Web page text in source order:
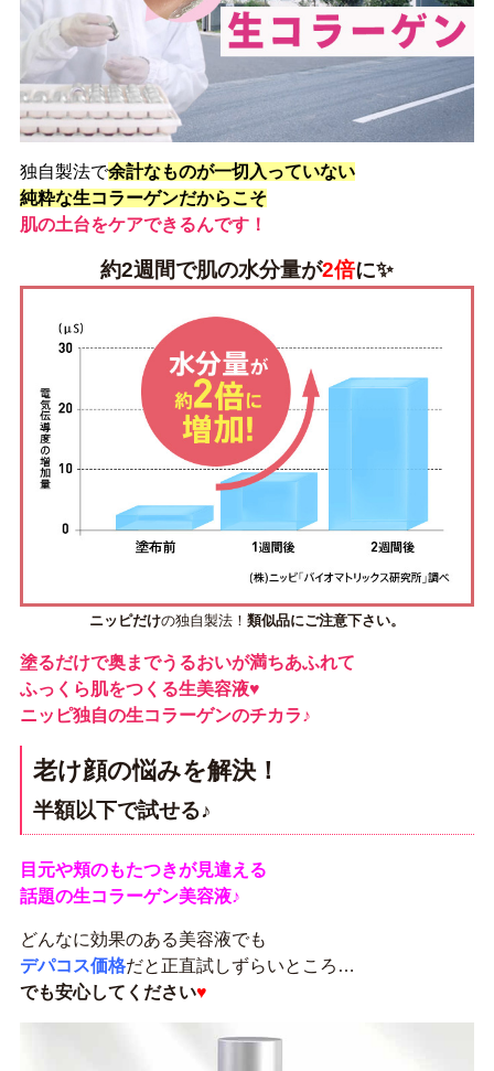
独自製法で余計なものが一切入っていない
純粋な生コラーゲンだからこそ
肌の土台をケアできるんです！
約2週間で肌の水分量が2倍に✨
ニッピだけの独自製法！ 類似品にご注意下さい。
塗るだけで奥までうるおいが満ちあふれて
ふっくら肌をつくる生美容液♥
ニッピ独自の生コラーゲンのチカラ♪
老け顔の悩みを解決！
半額以下で試せる♪
目元や頬のもたつきが見違える
話題の生コラーゲン美容液♪
どんなに効果のある美容液でも
デパコス価格だと正直試しずらいところ…
でも安心してください♥